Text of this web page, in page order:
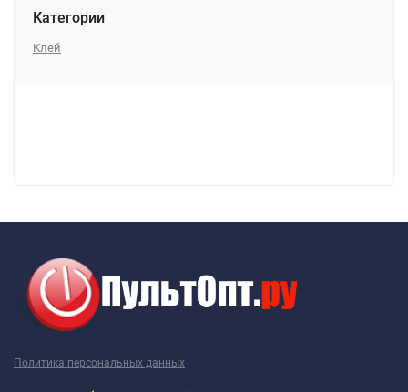
Категории
Клей
Политика персональных данных